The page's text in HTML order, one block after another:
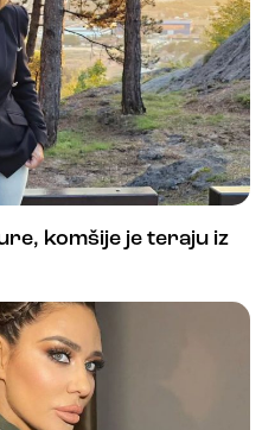
komšije je teraju iz